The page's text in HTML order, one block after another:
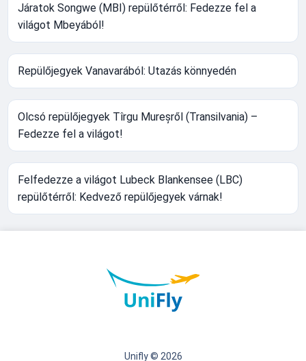
Járatok Songwe (MBI) repülőtérről: Fedezze fel a
világot Mbeyából!
Repülőjegyek Vanavarából: Utazás könnyedén
Olcsó repülőjegyek Tîrgu Mureșről (Transilvania) –
Fedezze fel a világot!
Felfedezze a világot Lubeck Blankensee (LBC)
repülőtérről: Kedvező repülőjegyek várnak!
Unifly © 2026